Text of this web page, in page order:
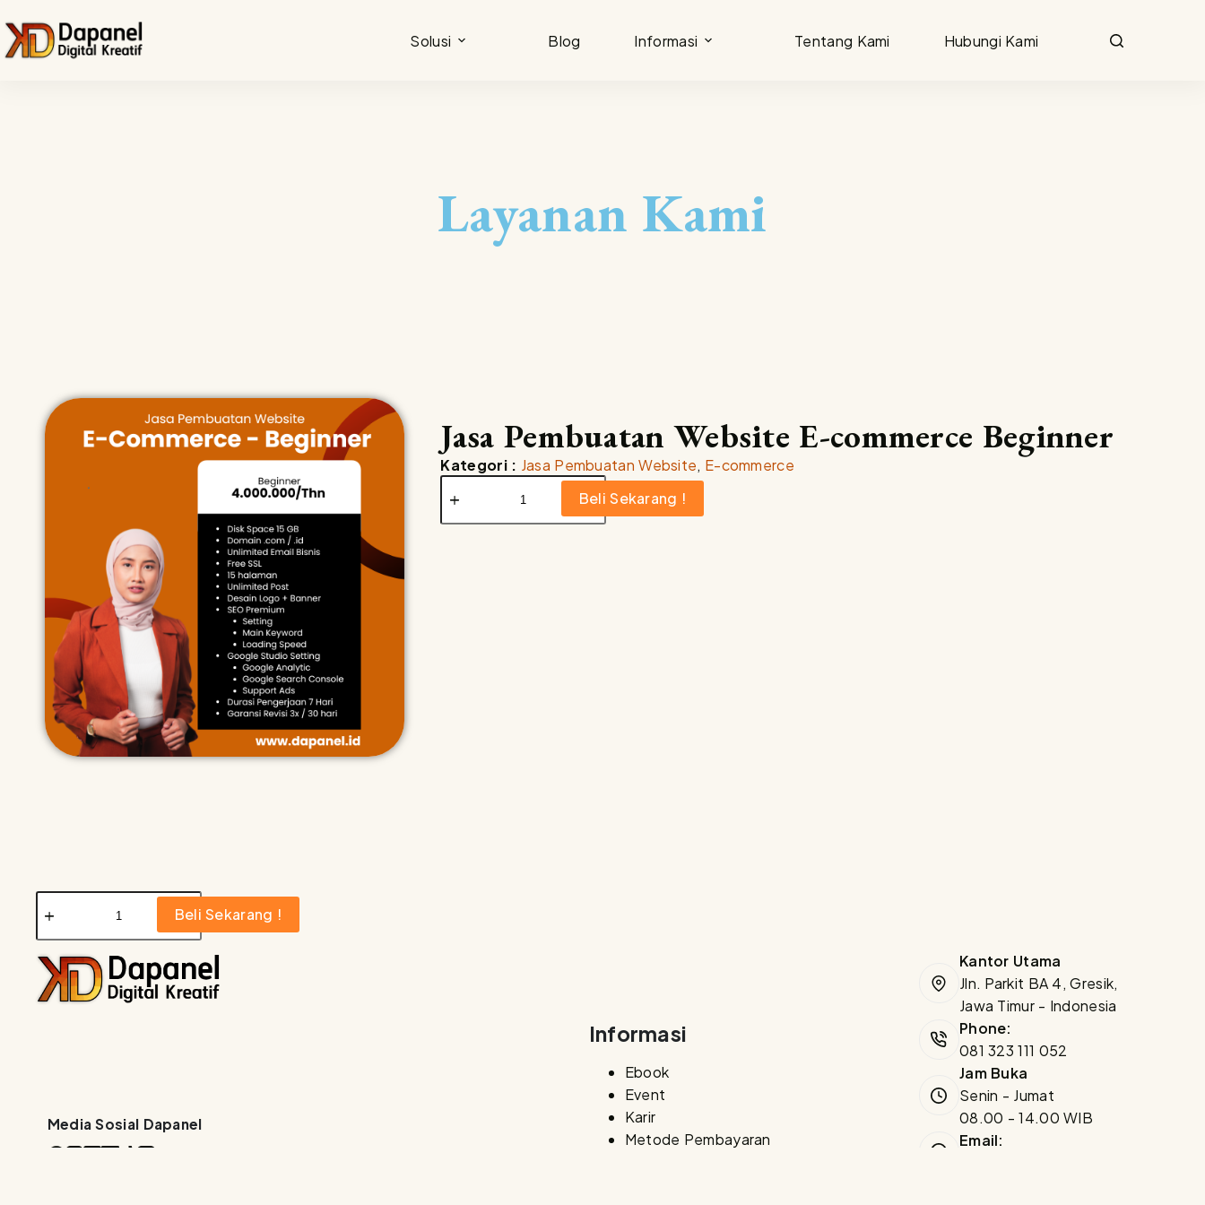
Solusi Blog Informasi Tentang Kami Hubungi Kami
Layanan Kami
Jasa Pembuatan Website E-commerce Beginner
Kategori : Jasa Pembuatan Website, E-commerce
Beli Sekarang !
Beli Sekarang !
Media Sosial Dapanel
Informasi
Ebook
Event
Karir
Metode Pembayaran
Kantor Utama
Jln. Parkit BA 4, Gresik,
Jawa Timur - Indonesia
Phone:
081 323 111 052
Jam Buka
Senin - Jumat
08.00 - 14.00 WIB
Email: